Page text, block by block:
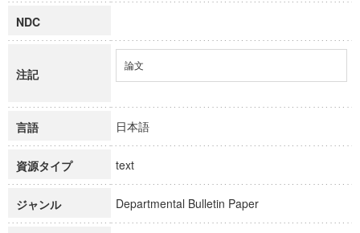
NDC
注記
論文
言語 日本語
資源タイプ text
ジャンル Departmental Bulletin Paper